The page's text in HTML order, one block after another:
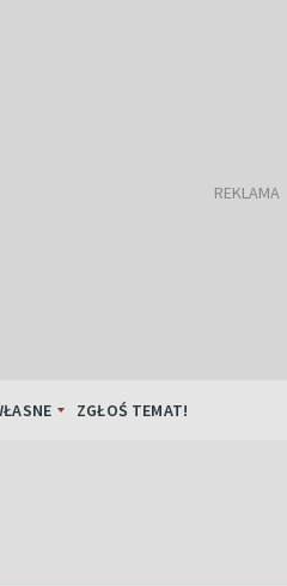
ZGŁOŚ TEMAT!